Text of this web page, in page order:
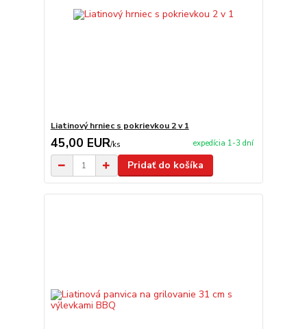
Liatinový hrniec s pokrievkou 2 v 1
45,00 EUR/ks expedícia 1-3 dní
Pridať do košíka